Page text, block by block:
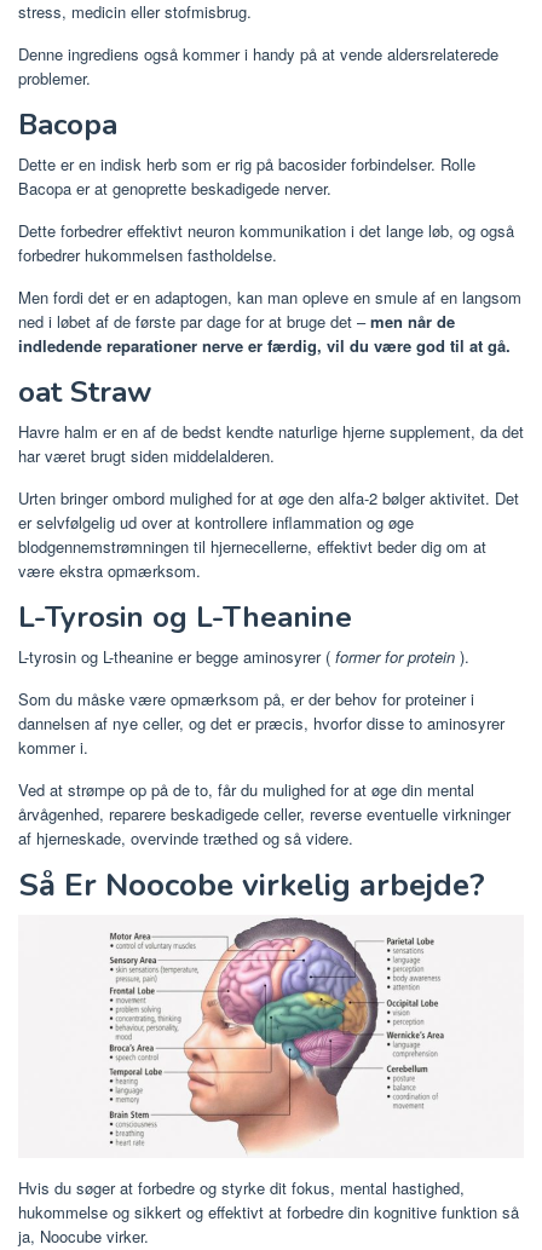
stress, medicin eller stofmisbrug.
Denne ingrediens også kommer i handy på at vende aldersrelaterede
problemer.
Bacopa
Dette er en indisk herb som er rig på bacosider forbindelser. Rolle
Bacopa er at genoprette beskadigede nerver.
Dette forbedrer effektivt neuron kommunikation i det lange løb, og også
forbedrer hukommelsen fastholdelse.
Men fordi det er en adaptogen, kan man opleve en smule af en langsom
ned i løbet af de første par dage for at bruge det –men når de
indledende reparationer nerve er færdig, vil du være god til at gå.
oat Straw
Havre halm er en af ​​de bedst kendte naturlige hjerne supplement, da det
har været brugt siden middelalderen.
Urten bringer ombord mulighed for at øge den alfa-2 bølger aktivitet. Det
er selvfølgelig ud over at kontrollere inflammation og øge
blodgennemstrømningen til hjernecellerne, effektivt beder dig om at
være ekstra opmærksom.
L-Tyrosin og L-Theanine
L-tyrosin og L-theanine er begge aminosyrer ( former for protein ).
Som du måske være opmærksom på, er der behov for proteiner i
dannelsen af ​​nye celler, og det er præcis, hvorfor disse to aminosyrer
kommer i.
Ved at strømpe op på de to, får du mulighed for at øge din mental
årvågenhed, reparere beskadigede celler, reverse eventuelle virkninger
af hjerneskade, overvinde træthed og så videre.
Så Er Noocobe virkelig arbejde?
Hvis du søger at forbedre og styrke dit fokus, mental hastighed,
hukommelse og sikkert og effektivt at forbedre din kognitive funktion så
ja, Noocube virker.